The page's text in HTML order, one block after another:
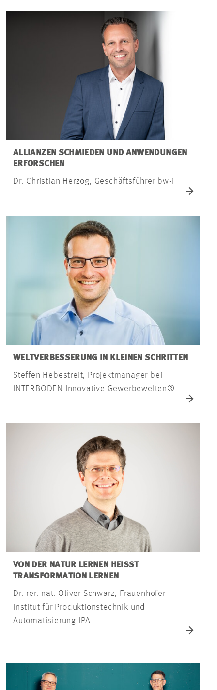
ALLIANZEN SCHMIEDEN UND ANWENDUNGEN
ERFORSCHEN
Dr. Christian Herzog, Geschäftsführer bw-i
WELTVERBESSERUNG IN KLEINEN SCHRITTEN
Steffen Hebestreit, Projektmanager bei
INTERBODEN Innovative Gewerbewelten®
VON DER NATUR LERNEN HEISST T
RANSFORMATION LERNEN
Dr. rer. nat. Oliver Schwarz, Frauenhofer-
Institut für Produktionstechnik und
Automatisierung IPA